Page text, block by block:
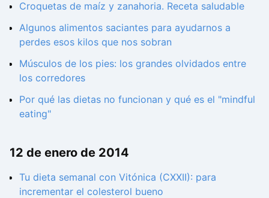
Croquetas de maíz y zanahoria. Receta saludable
Algunos alimentos saciantes para ayudarnos a
perdes esos kilos que nos sobran
Músculos de los pies: los grandes olvidados entre
los corredores
Por qué las dietas no funcionan y qué es el "mindful
eating"
12 de enero de 2014
Tu dieta semanal con Vitónica (CXXII): para
incrementar el colesterol bueno